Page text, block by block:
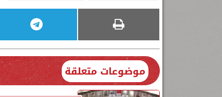
موضوعات متعلقة